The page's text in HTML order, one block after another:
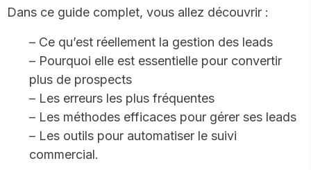
Dans ce guide complet, vous allez découvrir :
– Ce qu’est réellement la gestion des leads
– Pourquoi elle est essentielle pour convertir
plus de prospects
– Les erreurs les plus fréquentes
– Les méthodes efficaces pour gérer ses leads
– Les outils pour automatiser le suivi
commercial.